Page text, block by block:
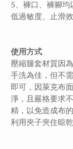
5、褲口、褲腳均
低過敏度、止滑效
使用方式
壓縮腿套材質因
手洗為佳，但不
即可，因萊克布
淨，且嚴格要求
精，以免造成布
利用夾子夾住晾